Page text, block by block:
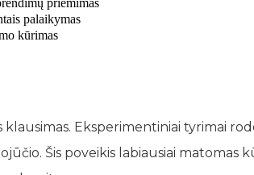
palaikymas
kūrimas
Eksperimentiniai tyrimai
Šis poveikis labiausiai matomas